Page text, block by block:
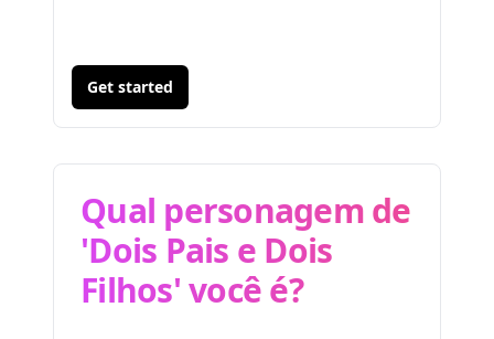
Get started
Qual personagem de
'Dois Pais e Dois
Filhos' você é?